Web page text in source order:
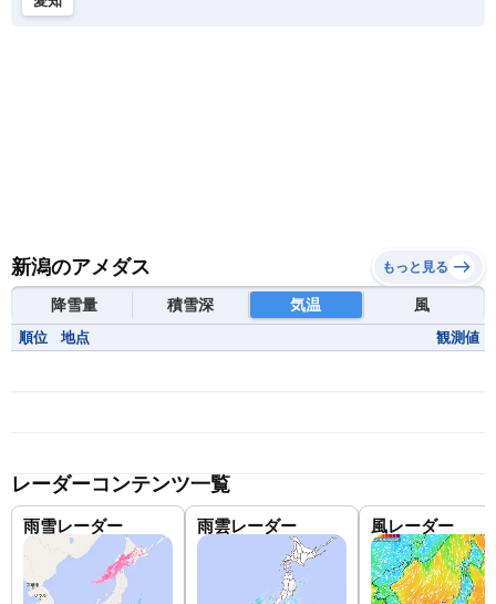
新潟のアメダス もっと見る
降雪量 積雪深 気温 風
順位 地点 観測値
レーダーコンテンツ一覧
雨雪レーダー 雨雲レーダー 風レーダー